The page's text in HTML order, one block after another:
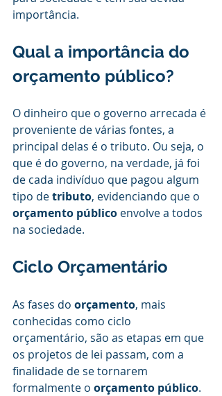
importância.
Qual a importância do
orçamento público?
O dinheiro que o governo arrecada é
proveniente de várias fontes, a
principal delas é o tributo. Ou seja, o
que é do governo, na verdade, já foi
de cada indivíduo que pagou algum
tipo de tributo, evidenciando que o
orçamento público envolve a todos
na sociedade.
Ciclo Orçamentário
As fases do orçamento, mais
conhecidas como ciclo
orçamentário, são as etapas em que
os projetos de lei passam, com a
finalidade de se tornarem
formalmente o orçamento público.